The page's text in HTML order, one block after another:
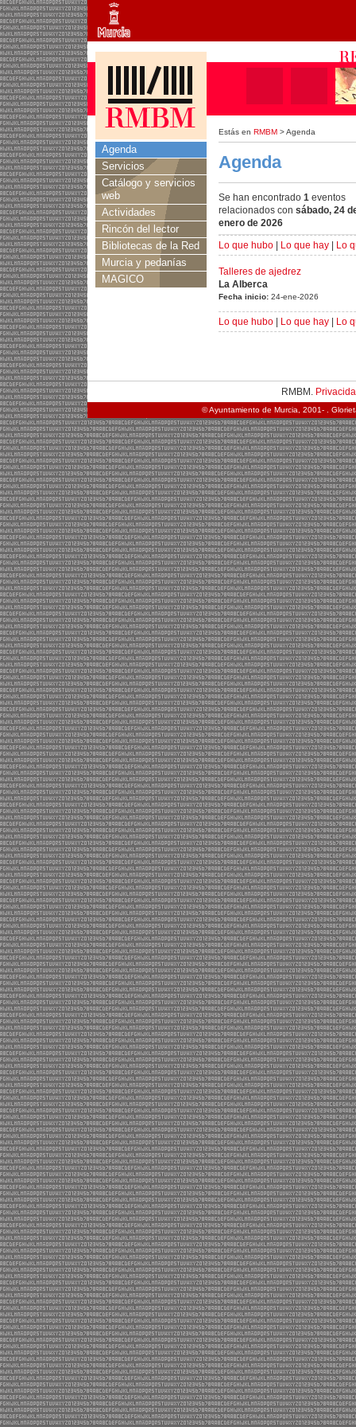
Estás en RMBM > Agenda
Agenda
Servicios
Catálogo y servicios
web
Actividades
Rincón del lector
Bibliotecas de la Red
Murcia y pedanías
MAGICO
Agenda
Se han encontrado 1 eventos
relacionados con sábado, 24
enero de 2026
Lo que hubo
Lo que hay Lo
Talleres de ajedrez
La Alberca
Fecha inicio: 24-ene-2026
Lo que hubo Lo que hay Lo
RMBM.
© Ayuntamiento de Murcia, 2001- .